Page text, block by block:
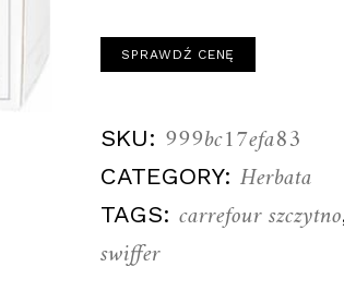
SPRAWDŹ CENĘ
SKU: 999bc17efa83
CATEGORY:Herbata
TAGS:carrefour szczytno
swiffer